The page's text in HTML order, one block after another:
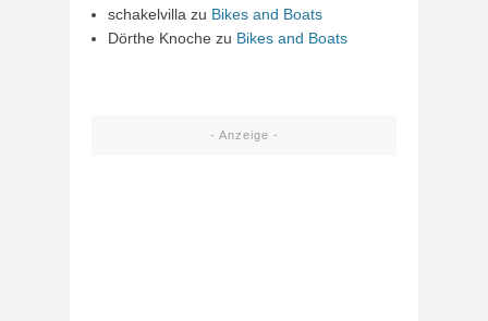
schakelvilla zu Bikes and Boats
Dörthe Knoche zu Bikes and Boats
- Anzeige -